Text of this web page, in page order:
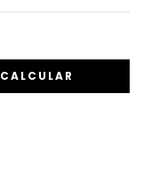
CALCULAR